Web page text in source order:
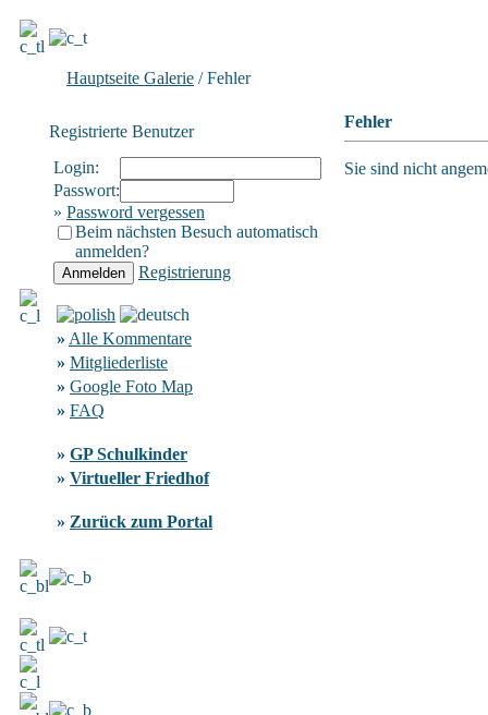
Hauptseite Galerie / Fehler
Registrierte Benutzer
Login:
Passwort:
» Password vergessen
Beim nächsten Besuch automatisch
anmelden?
Registrierung
» Alle Kommentare
» Mitgliederliste
» Google Foto Map
» FAQ
» GP Schulkinder
» Virtueller Friedhof
» Zurück zum Portal
Fehler
Sie sind nicht